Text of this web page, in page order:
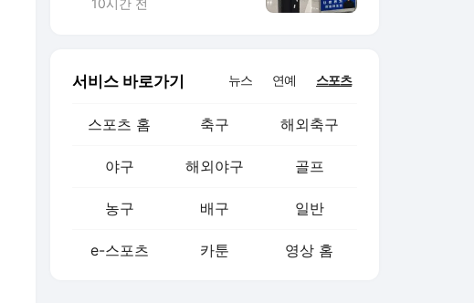
10시간 전
서비스 바로가기 뉴스 연예 스포츠
스포츠 홈 축구 해외축구
야구 해외야구 골프
농구 배구 일반
e-스포츠 카툰 영상 홈